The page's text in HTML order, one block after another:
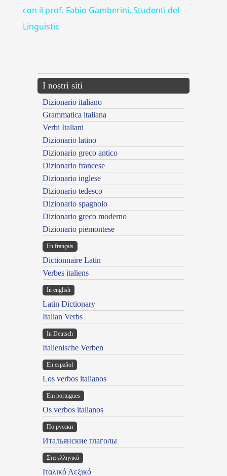
con il prof. Fabio Gamberini. Studenti del
Linguistic
I nostri siti
Dizionario italiano
Grammatica italiana
Verbi Italiani
Dizionario latino
Dizionario greco antico
Dizionario francese
Dizionario inglese
Dizionario tedesco
Dizionario spagnolo
Dizionario greco moderno
Dizionario piemontese
En français
Dictionnaire Latin
Verbes italiens
In english
Latin Dictionary
Italian Verbs
In Deutsch
Italienische Verben
En español
Los verbos italianos
Em portugues
Os verbos italianos
По русски
Итальянские глаголы
Στα ελληνικά
Ιταλικό Λεξικό